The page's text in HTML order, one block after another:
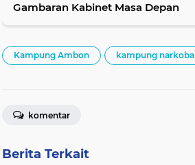
Gambaran Kabinet Masa Depan
Kampung Ambon kampung narkoba
komentar
Berita Terkait